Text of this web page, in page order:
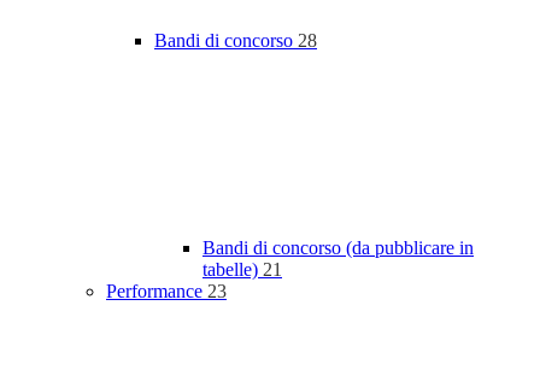
Bandi di concorso 28
Bandi di concorso (da pubblicare in
tabelle) 21
Performance 23